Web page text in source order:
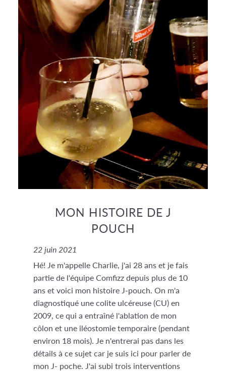
MON HISTOIRE DE J
POUCH
22 juin 2021
Hé! Je m'appelle Charlie, j'ai 28 ans et je fais
partie de l'équipe Comfizz depuis plus de 10
ans et voici mon histoire J-pouch. On m'a
diagnostiqué une colite ulcéreuse (CU) en
2009, ce qui a entraîné l'ablation de mon
côlon et une iléostomie temporaire (pendant
environ 18 mois). Je n'entrerai pas dans les
détails à ce sujet car je suis ici pour parler de
mon J- poche. J'ai subi trois interventions